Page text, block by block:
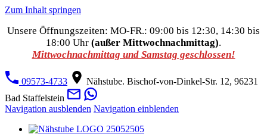
Zum Inhalt springen
Unsere Öffnungszeiten: MO-FR.: 09:00 bis 12:30, 14:30 bis
18:00 Uhr (außer Mittwochnachmittag).
Mittwochnachmittag und Samstag geschlossen!
09573-4733
Nähstube. Bischof-von-Dinkel-Str. 12, 96231
Bad Staffelstein
Navigation ausblenden Navigation einblenden